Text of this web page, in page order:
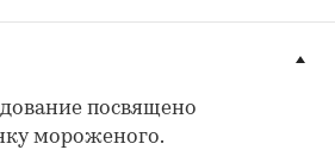
посвящено
мороженого.